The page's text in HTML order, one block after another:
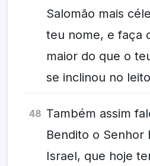
Salomão mais
teu nome, e faça
maior do que o
se inclinou no
48 Também assim
Bendito o Senhor
Israel, que hoje